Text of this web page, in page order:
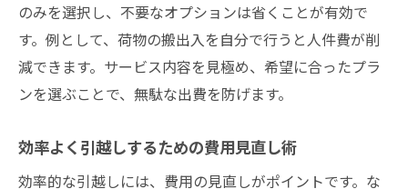
のみを選択し、不要なオプションは省くことが有効で
す。例として、荷物の搬出入を自分で行うと人件費が削
減できます。サービス内容を見極め、希望に合ったプラ
ンを選ぶことで、無駄な出費を防げます。
効率よく引越しするための費用見直し術
効率的な引越しには、費用の見直しがポイントです。な